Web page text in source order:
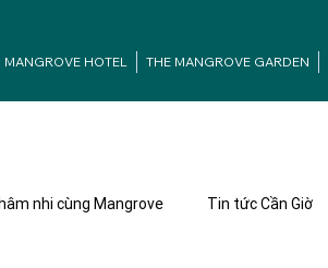
MANGROVE HOTEL THE MANGROVE GARDEN
nhi cùng Mangrove Tin tức Cần Giờ